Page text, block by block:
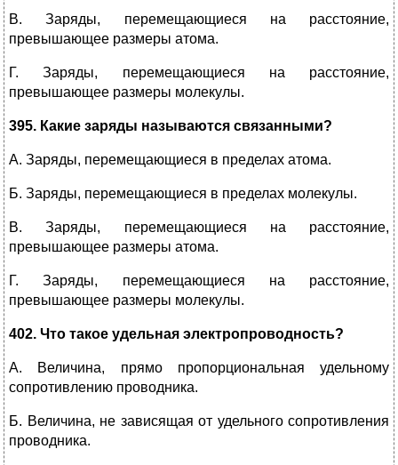
В. Заряды, перемещающиеся на расстояние,
превышающее размеры атома.
Г. Заряды, перемещающиеся на расстояние,
превышающее размеры молекулы.
395. Какие заряды называются связанными?
А. Заряды, перемещающиеся в пределах атома.
Б. Заряды, перемещающиеся в пределах молекулы.
В. Заряды, перемещающиеся на расстояние,
превышающее размеры атома.
Г. Заряды, перемещающиеся на расстояние,
превышающее размеры молекулы.
402. Что такое удельная электропроводность?
А. Величина, прямо пропорциональная удельному
сопротивлению проводника.
Б. Величина, не зависящая от удельного сопротивления
проводника.